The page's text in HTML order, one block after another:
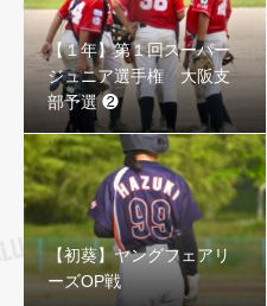
【Reg.】大阪舞洲ヤングさ
【１年】第１回スーパー
ジュニア選手権 大阪支
部予選 ❷
【初葵】ヤングフェアリ
ーズOP戦